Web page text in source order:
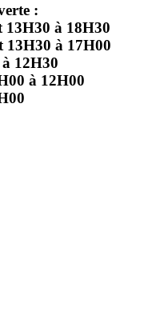
:
13H30 à 18H30
13H30 à 17H00
12H30
à 12H00